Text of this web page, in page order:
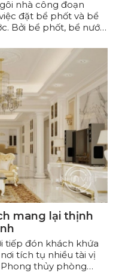
nhà công đoạn
đặt bể phốt và bể
Bởi bể phốt, bể nước
gia đình hoặc trong
rất lớn đến những
bạn. Còn trong
bể nước có ảnh hưởng
nhà. Trong bài viết
thủy sẽ chia sẻ
không thể bỏ qua về
đường cấp thoát nước
mang lại thịnh
tiếp đón khách khứa
tích tụ nhiều tài vị
thủy phòng